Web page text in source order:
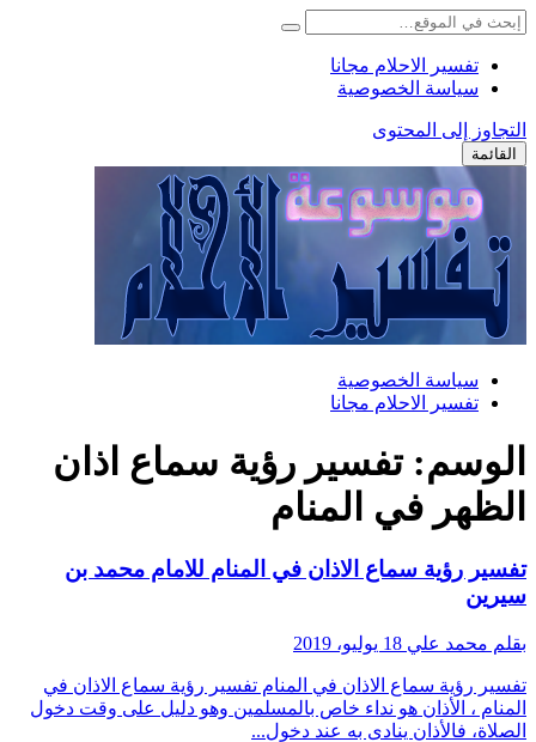
تفسير الاحلام مجانا
سياسة الخصوصية
التجاوز إلى المحتوى
القائمة
سياسة الخصوصية
تفسير الاحلام مجانا
الوسم:تفسير رؤية سماع اذان
الظهر في المنام
تفسير رؤية سماع الاذان في المنام للامام محمد بن
سيرين
بقلم محمد علي 18 يوليو، 2019
تفسير رؤية سماع الاذان في المنام تفسير رؤية سماع الاذان في
المنام ، الأذان هو نداء خاص بالمسلمين وهو دليل على وقت دخول
الصلاة، فالأذان ينادى به عند دخول...